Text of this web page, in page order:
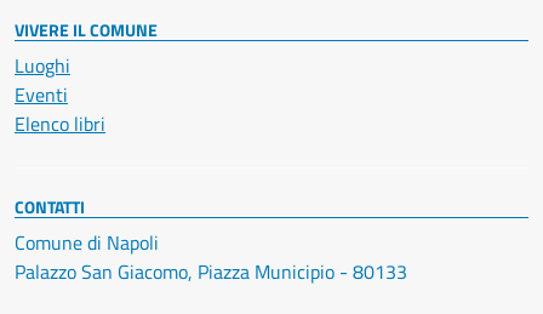
VIVERE IL COMUNE
Luoghi
Eventi
Elenco libri
CONTATTI
Comune di Napoli
Palazzo San Giacomo, Piazza Municipio - 80133